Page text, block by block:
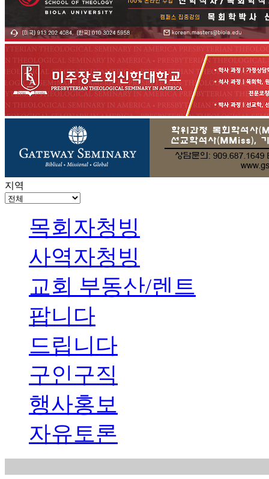
지역
목회자청빙
사역자청빙
교회 부동산/렌트
팝니다
드립니다
구인구직
행사홍보
자유토론